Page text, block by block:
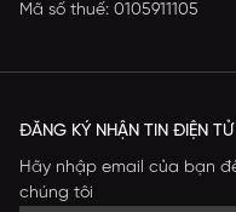
Mã số thuế: 0105911105
ĐĂNG KÝ NHẬN TIN ĐIỆN TỬ
Hãy nhập email của bạn
chúng tôi